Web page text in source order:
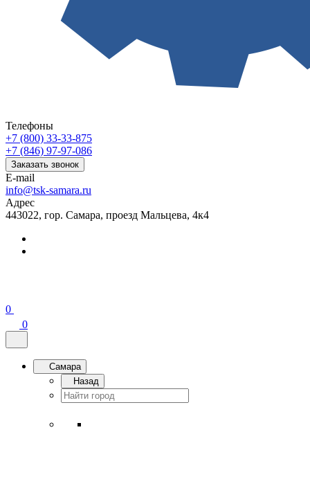
Телефоны
+7 (800) 33-33-875
+7 (846) 97-97-086
Заказать звонок
E-mail
info@tsk-samara.ru
Адрес
443022, гор. Самара, проезд Мальцева, 4к4
0
0
Самара
Назад